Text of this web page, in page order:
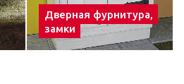
Дверная фурнитура,
замки